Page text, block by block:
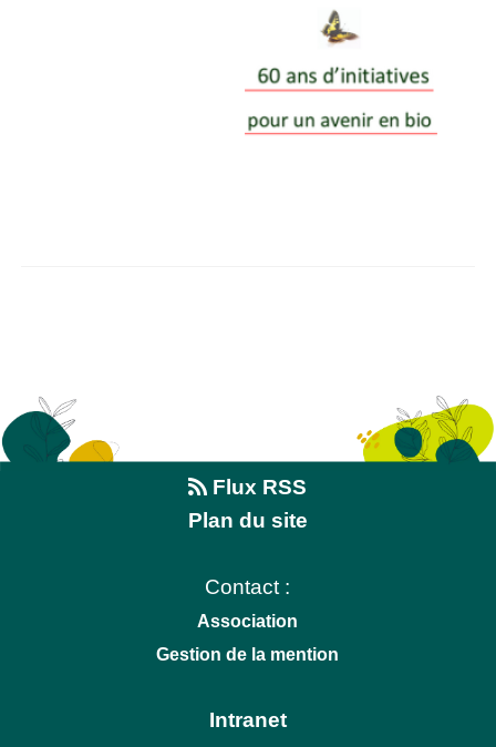
Flux RSS
Plan du site
Contact :
Association
Gestion de la mention
Intranet